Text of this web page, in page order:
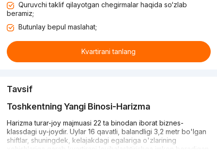
Quruvchi taklif qilayotgan chegirmalar haqida so‘zlab
beramiz;
Butunlay bepul maslahat;
Kvartirani tanlang
Tavsif
Toshkentning Yangi Binosi-Harizma
Harizma turar-joy majmuasi 22 ta binodan iborat biznes-
klassdagi uy-joydir. Uylar 16 qavatli, balandligi 3,2 metr bo'lgan
shiftlar, shuningdek, kelajakdagi egalariga o'zlarining
xohishlariga qarab kvartirani loyihalashtirishga imkon beradigan